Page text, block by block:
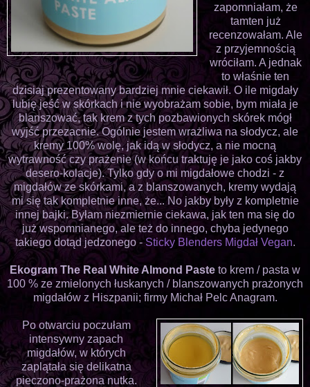
zapomniałam, że
tamten już
recenzowałam. Ale
z przyjemnością
wróciłam. A jednak
to właśnie ten
dzisiaj prezentowany bardziej mnie ciekawił. O ile migdały
lubię jeść w skórkach i nie wyobrażam sobie, bym miała je
blanszować, tak krem z tych pozbawionych skórek mógł
wyjść przezacnie. Ogólnie jestem wrażliwa na słodycz, ale
kremy 100% wolę, jak idą w słodycz, a nie mocną
wytrawność czy prażenie (w końcu traktuję je jako coś jakby
desero-kolacje). Tylko gdy o mi migdałowe chodzi - z
migdałów ze skórkami, a z blanszowanych, kremy wydają
mi się tak kompletnie inne, że... No jakby były z kompletnie
innej bajki. Byłam niezmiernie ciekawa, jak ten ma się do
już wspomnianego, ale też do innego, chyba jedynego
takiego dotąd jedzonego - Sticky Blenders Migdał Vegan.
Ekogram The Real White Almond Paste to krem / pasta w
100 % ze zmielonych łuskanych / blanszowanych prażonych
migdałów z Hiszpanii; firmy Michał Pelc Anagram.
Po otwarciu poczułam
intensywny zapach
migdałów, w których
zaplątała się delikatna
pieczono-prażona nutka.